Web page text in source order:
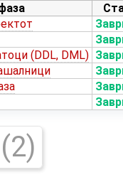
(DDL, DML)
(2)